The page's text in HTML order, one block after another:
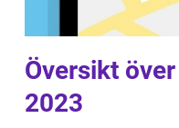
Översikt
2023